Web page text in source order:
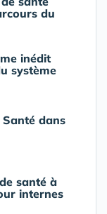
du
inédit
système
dans
santé à
internes